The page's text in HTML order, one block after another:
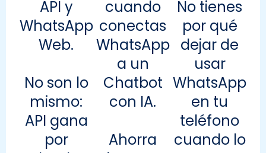
API y
WhatsApp
Web.
No son lo
mismo:
API gana
por
cuando
conectas
WhatsApp
a un
Chatbot
con IA.
Ahorra
No tienes
por qué
dejar de
usar
WhatsApp
en tu
teléfono
cuando lo